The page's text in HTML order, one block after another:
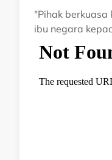
"Pihak
ibu negara